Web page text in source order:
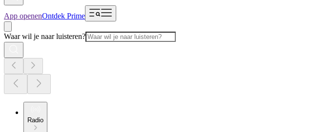
App openenOntdek Prime
Waar wil je naar luisteren?
Radio